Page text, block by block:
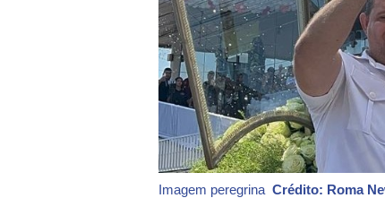
Imagem peregrinaCrédito: Roma